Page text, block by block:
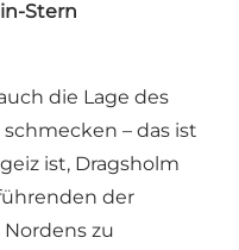
Stern
die Lage des
– das ist
ist, Dragsholm
der
zu